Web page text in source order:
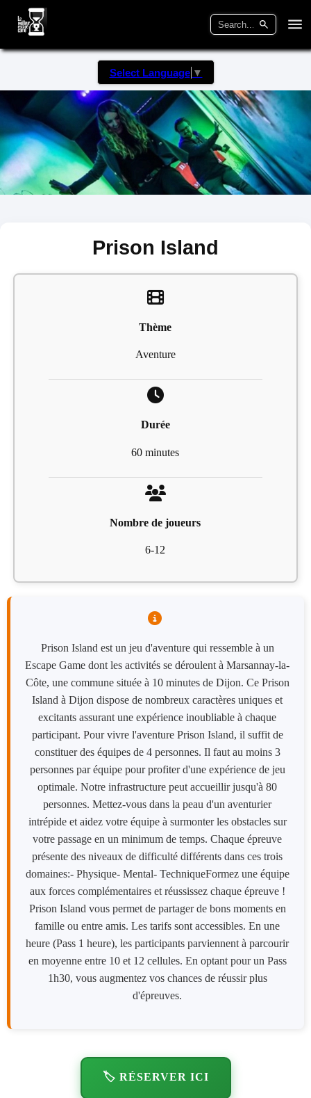
Select Language ▼
Prison Island
Thème
Aventure
Durée
60 minutes
Nombre de joueurs
6-12
Prison Island est un jeu d'aventure qui ressemble à un
Escape Game dont les activités se déroulent à Marsannay-la-
Côte, une commune située à 10 minutes de Dijon. Ce Prison
Island à Dijon dispose de nombreux caractères uniques et
excitants assurant une expérience inoubliable à chaque
participant. Pour vivre l'aventure Prison Island, il suffit de
constituer des équipes de 4 personnes. Il faut au moins 3
personnes par équipe pour profiter d'une expérience de jeu
optimale. Notre infrastructure peut accueillir jusqu'à 80
personnes. Mettez-vous dans la peau d'un aventurier
intrépide et aidez votre équipe à surmonter les obstacles sur
votre passage en un minimum de temps. Chaque épreuve
présente des niveaux de difficulté différents dans ces trois
domaines:- Physique- Mental- TechniqueFormez une équipe
aux forces complémentaires et réussissez chaque épreuve !
Prison Island vous permet de partager de bons moments en
famille ou entre amis. Les tarifs sont accessibles. En une
heure (Pass 1 heure), les participants parviennent à parcourir
en moyenne entre 10 et 12 cellules. En optant pour un Pass
1h30, vous augmentez vos chances de réussir plus
d'épreuves.
🏷️ RÉSERVER ICI